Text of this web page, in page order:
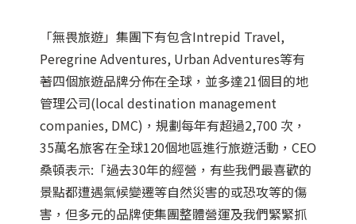
「無畏旅遊」集團下有包含Intrepid Travel,
Peregrine Adventures, Urban Adventures等有
著四個旅遊品牌分佈在全球，並多達21個目的地
管理公司(local destination management
companies, DMC)，規劃每年有超過2,700 次，
35萬名旅客在全球120個地區進行旅遊活動，CEO
桑頓表示:「過去30年的經營，有些我們最喜歡的
景點都遭遇氣候變遷等自然災害的或恐攻等的傷
害，但多元的品牌使集團整體營運及我們緊緊抓